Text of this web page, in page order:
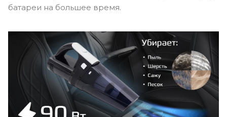
батареи на большее время.